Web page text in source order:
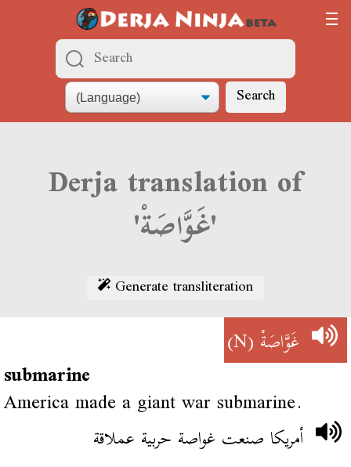
Search
Derja translation of
'غَوَّاصَةْ'
Generate transliteration
غَوَّاصَةْ(N)
submarine
America made a giant war submarine.
أمريكا صنعت غواصة حربية عملاقة